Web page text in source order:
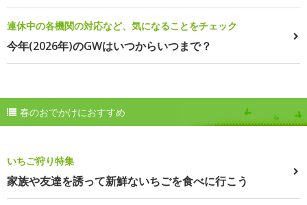
連休中の各機関の対応など、気になることをチェック
今年(2026年)のGWはいつからいつまで？
春のおでかけにおすすめ
いちご狩り特集
家族や友達を誘って新鮮ないちごを食べに行こう